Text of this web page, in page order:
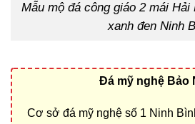
Mẫu mộ đá công giáo 2 mái
xanh đen Ninh
Đá mỹ nghệ Bảo
Cơ sở đá mỹ nghệ số 1 Ninh